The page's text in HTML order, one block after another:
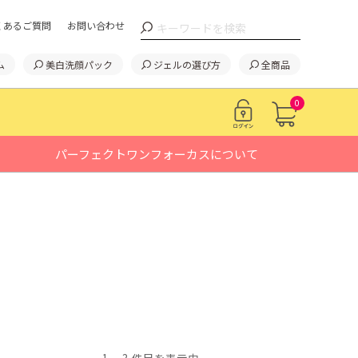
あるご質問 お問い合わせ
美白洗顔パック ジェルの選び方 全商品
0
パーフェクトワンフォーカスについて